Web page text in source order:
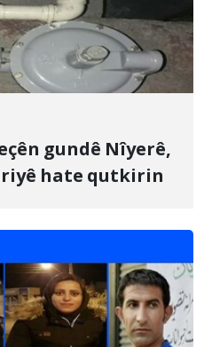
gundê Nîyerê,
hate qutkirin